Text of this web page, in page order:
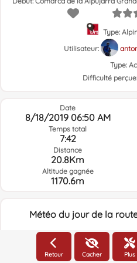
Type:
Utilisateur:
Type:
Difficulté perçue:
Date
8/18/2019 06:50 AM
Temps total
7:42
Distance
20.8Km
Altitude gagnée
1170.6m
Météo du jour de la
06:00
Retour Cacher Plus